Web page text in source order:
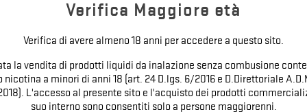
Verifica Maggiore età
Verifica di avere almeno 18 anni per accedere a questo sito.
la vendita di prodotti liquidi da inalazione senza combusione
nicotina a minori di anni 18 (art. 24 D.lgs. 6/2016 e D.Direttoriale
L'accesso al presente sito e l'acquisto dei prodotti
suo interno sono consentiti solo a persone maggiorenni.